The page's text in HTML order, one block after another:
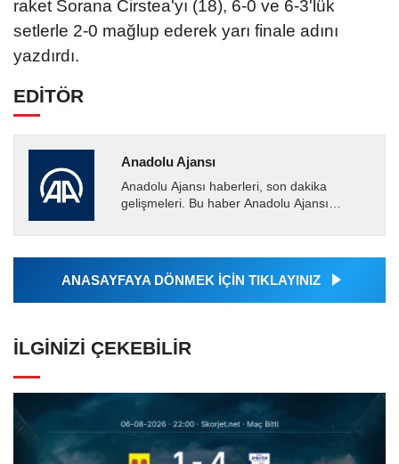
raket Sorana Cirstea'yı (18), 6-0 ve 6-3'lük
setlerle 2-0 mağlup ederek yarı finale adını
yazdırdı.
EDİTÖR
Anadolu Ajansı
Anadolu Ajansı haberleri, son dakika
gelişmeleri. Bu haber Anadolu Ajansı
tarafından geçilen tüm...
ANASAYFAYA DÖNMEK İÇİN TIKLAYINIZ
İLGINIZI ÇEKEBILIR